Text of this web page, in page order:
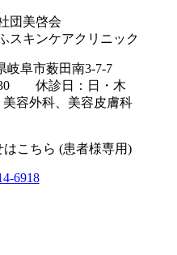
団美啓会
スキンケアクリニック
阜市薮田南3-7-7
休診日：日・木
容外科、美容皮膚科
こちら (患者様専用)
6918